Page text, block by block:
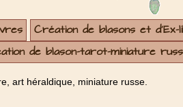
Création de blasons et
de blason-tarot-miniature
art héraldique, miniature russe.